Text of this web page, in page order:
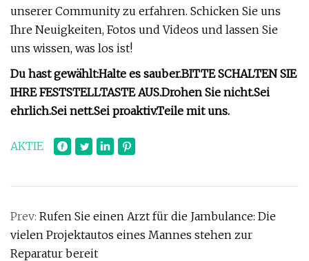
unserer Community zu erfahren. Schicken Sie uns
Ihre Neuigkeiten, Fotos und Videos und lassen Sie
uns wissen, was los ist!
Du hast gewählt:Halte es sauber.BITTE SCHALTEN SIE
IHRE FESTSTELLTASTE AUS.Drohen Sie nicht.Sei
ehrlich.Sei nett.Sei proaktiv.Teile mit uns.
AKTIE
Prev: Rufen Sie einen Arzt für die Jambulance: Die
vielen Projektautos eines Mannes stehen zur
Reparatur bereit